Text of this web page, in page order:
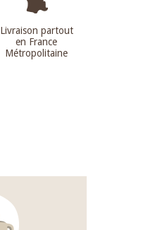
Livraison partout
en France
Métropolitaine